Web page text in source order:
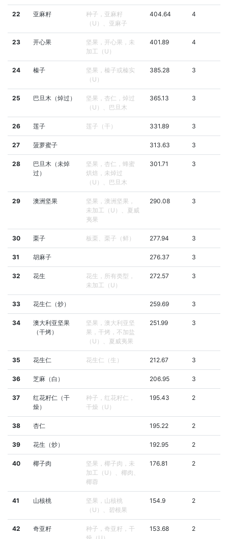
22 亚麻籽
种子，亚麻籽
（U）、亚麻子
404.64 4
23 开心果
坚果，开心果，未
加工（U）
401.89 4
24 榛子
坚果，榛子或榛实
（U）
385.28 3
25 巴旦木（焯过）
坚果，杏仁，焯过
（U）、巴旦木
365.13 3
26 莲子 莲子（干） 331.89 3
27 菠萝蜜子 313.63 3
28
巴旦木（未焯
过）
坚果，杏仁，蜂蜜
烘焙，未焯过
（U）、巴旦木
301.71 3
29 澳洲坚果
坚果，澳洲坚果，
未加工（U）、夏威
夷果
290.08 3
30 栗子 板栗、栗子（鲜） 277.94 3
31 胡麻子 276.37 3
32 花生
花生，所有类型，
未加工（U）
272.57 3
33 花生仁（炒） 259.69 3
34
澳大利亚坚果
（干烤）
坚果，澳大利亚坚
果，干烤，不加盐
（U）、夏威夷果
251.99 3
35 花生仁 花生仁（生） 212.67 3
36 芝麻（白） 206.95 3
37
红花籽仁（干
燥）
种子，红花籽仁，
干燥（U）
195.43 2
38 杏仁 195.22 2
39 花生（炒） 192.95 2
40 椰子肉
坚果，椰子肉，未
加工（U）、椰肉、
椰蓉
176.81 2
41 山核桃
坚果，山核桃
（U）、碧根果
154.9 2
42 奇亚籽
种子，奇亚籽，干
燥（U）
153.68 2